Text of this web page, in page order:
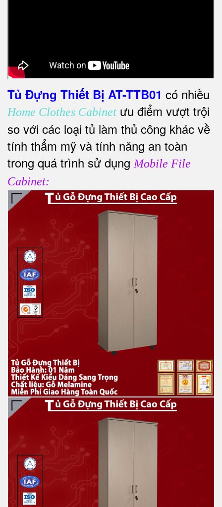
Tủ Đựng Thiết Bị AT-TTB01 có nhiều
Home Clothes Cabinet ưu điểm vượt trội
so với các loại tủ làm thủ công khác về
tính thẩm mỹ và tính năng an toàn
trong quá trình sử dụng Mobile File
Cabinet: